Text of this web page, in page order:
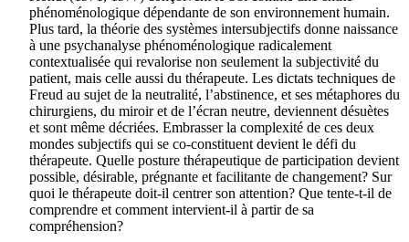
phénoménologique dépendante de son environnement humain.
Plus tard, la théorie des systèmes intersubjectifs donne naissance
à une psychanalyse phénoménologique radicalement
contextualisée qui revalorise non seulement la subjectivité du
patient, mais celle aussi du thérapeute. Les dictats techniques de
Freud au sujet de la neutralité, l’abstinence, et ses métaphores du
chirurgiens, du miroir et de l’écran neutre, deviennent désuètes
et sont même décriées. Embrasser la complexité de ces deux
mondes subjectifs qui se co-constituent devient le défi du
thérapeute. Quelle posture thérapeutique de participation devient
possible, désirable, prégnante et facilitante de changement? Sur
quoi le thérapeute doit-il centrer son attention? Que tente-t-il de
comprendre et comment intervient-il à partir de sa
compréhension?